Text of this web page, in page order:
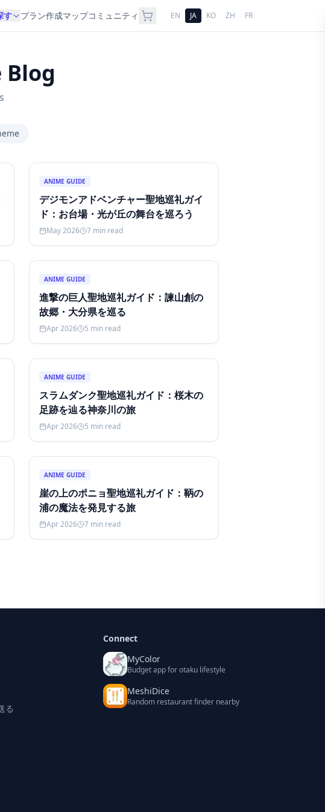
す プラン作成マップコミュニティ EN JA KO ZH FR
ANIME GUIDE
デジモンアドベンチャー聖地巡礼ガイ
ド：お台場・光が丘の舞台を巡ろう
May 2026 7 min read
ANIME GUIDE
進撃の巨人聖地巡礼ガイド：諫山創の
故郷・大分県を巡る
Apr 2026 5 min read
ANIME GUIDE
スラムダンク聖地巡礼ガイド：桜木の
足跡を辿る神奈川の旅
Apr 2026 5 min read
ANIME GUIDE
崖の上のポニョ聖地巡礼ガイド：鞆の
浦の魔法を発見する旅
Apr 2026 7 min read
る
Connect
MyColor
Budget app for otaku lifestyle
MeshiDice
Random restaurant finder nearby